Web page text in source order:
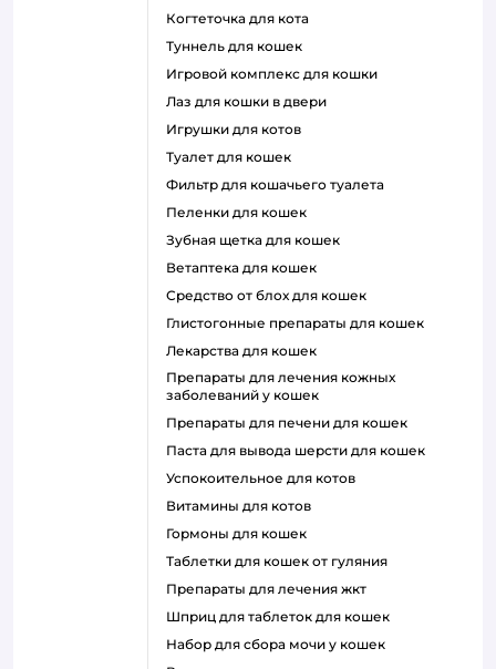
когтеточка для кота
туннель для кошек
игровой комплекс для кошки
лаз для кошки в двери
игрушки для котов
туалет для кошек
фильтр для кошачьего туалета
пеленки для кошек
зубная щетка для кошек
ветаптека для кошек
средство от блох для кошек
глистогонные препараты для кошек
лекарства для кошек
препараты для лечения кожных
заболеваний у кошек
препараты для печени для кошек
паста для вывода шерсти для кошек
успокоительное для котов
витамины для котов
гормоны для кошек
таблетки для кошек от гуляния
препараты для лечения жкт
шприц для таблеток для кошек
набор для сбора мочи у кошек